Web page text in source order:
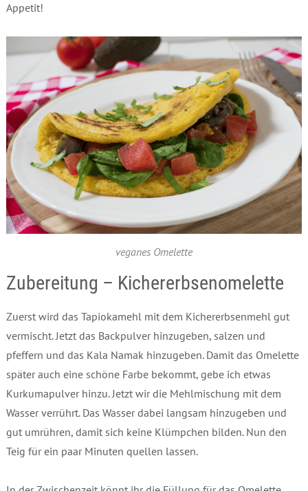
Appetit!
veganes Omelette
Zubereitung – Kichererbsenomelette
Zuerst wird das Tapiokamehl mit dem Kichererbsenmehl gut
vermischt. Jetzt das Backpulver hinzugeben, salzen und
pfeffern und das Kala Namak hinzugeben. Damit das Omelette
später auch eine schöne Farbe bekommt, gebe ich etwas
Kurkumapulver hinzu. Jetzt wir die Mehlmischung mit dem
Wasser verrührt. Das Wasser dabei langsam hinzugeben und
gut umrühren, damit sich keine Klümpchen bilden. Nun den
Teig für ein paar Minuten quellen lassen.